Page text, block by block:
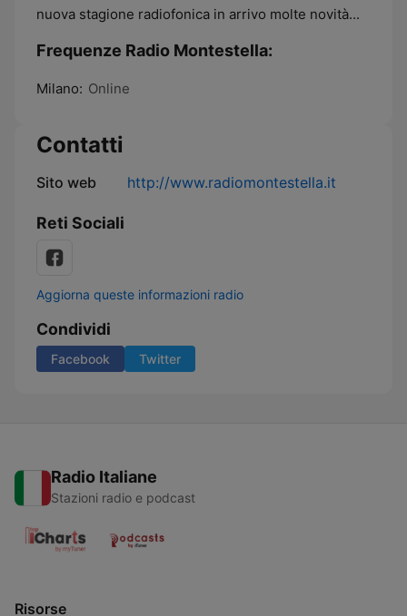
nuova stagione radiofonica in arrivo molte novità...
Frequenze Radio Montestella:
Milano: Online
Contatti
Sito web http://www.radiomontestella.it
Reti Sociali
Aggiorna queste informazioni radio
Condividi
Facebook Twitter
Radio Italiane
Stazioni radio e podcast
Risorse